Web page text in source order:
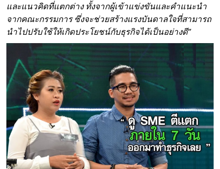
และแนวคิดที่แตกต่าง ทั้งจากผู้เข้าแข่งขันและคำแนะนำ
จากคณะกรรมการ ซึ่งจะช่วยสร้างแรงบันดาลใจที่สามารถ
นำไปปรับใช้ให้เกิดประโยชน์กับธุรกิจได้เป็นอย่างดี”